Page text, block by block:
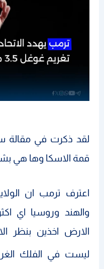
لقد ذكرت في مقالة
قمة الاسكا وها هي
اعترف ترمب ان
والهند وروسيا اي
الارض اخذين بنظر
ليست في الفلك